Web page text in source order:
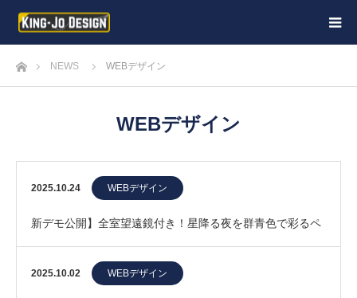
ホームNEWS WEBデザイン
WEBデザイン
2025.10.24 WEBデザイン
新デモ公開】全室望遠鏡付き！星降る夜を群青色で彩るペ
ンションサイト「Etoile」
2025.10.02 WEBデザイン